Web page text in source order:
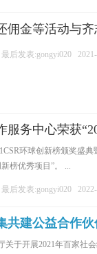
佣金等活动与
最后发表:gongyi020
服务中心荣获
环球创新榜颁奖盛
榜优秀项目”。 ...
最后发表:gongyi020
共建公益合作伙
关于开展2021年百家社